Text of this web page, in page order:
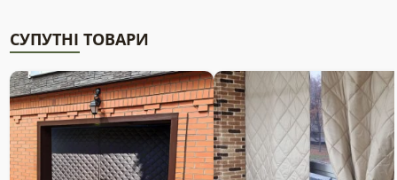
СУПУТНІ ТОВАРИ